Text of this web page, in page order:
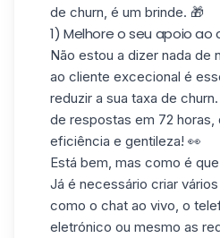
de churn, é um brinde. 🎁
1) Melhore o seu apoio ao
Não estou a dizer nada de
ao cliente excecional é
reduzir a sua taxa de
de respostas em 72 horas,
eficiência e gentileza! 👀
Está bem, mas como é
Já é necessário criar
como o chat ao vivo, o
eletrónico ou mesmo as